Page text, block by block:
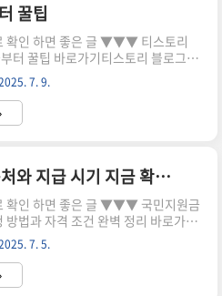
: 누가 어떤 혜택을 받나?특별사면
특별사면 대상자 조회 특별사면 대상
면 대상자 조회 특별사면 대상자 조
상자 조회 이번 특별사면을 통해 얻
과 같습니다. 먼저, 벌점이 삭제되어
면허 정지 요건이 사라집니다. 또한,
절..
꿀팁
인 하면 좋은 글 ▼▼▼ 티스토리
터 꿀팁 바로가기티스토리 블로그 글
수익 올리는 법 전문가 추천 바로가
드센스 비교 분석 바로가기도입부 티
를 운영하면서 방문자 수가 줄어들고
가요? 많은 블로거들이 겪는 이 문제
입니다. 특히 티스토리 블로그는 많
랑받지만, 트래픽을 유지하는 것은
. 이 글에서는 티스토리 방문자를 늘
한 팁과 전략을 공유합니다.문제 원
티스토리 블로그의 방문자 수가 줄어
러 가지가 있습니다. 아래에 주요 원
7. 9.
국민지원금 25만원 사용처와 지급 시기 지금 확인하세요
인 하면 좋은 글 ▼▼▼ 국민지원금
방법과 자격 조건 완벽 정리 바로가기
만원 사용처와 지급 시기 지금 확인
기국민지원금 25만원 vs 민생지원
선택은 바로가기국민지원금 25만원
시기 지금 확인하세요 국민지원금
7. 5.